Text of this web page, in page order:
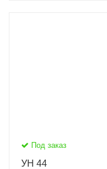
Под заказ
УН 44